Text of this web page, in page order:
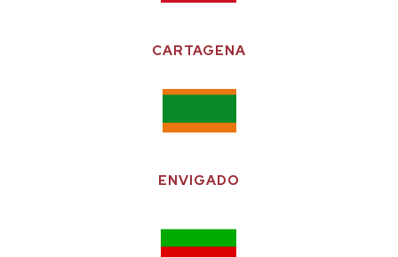
CARTAGENA
ENVIGADO